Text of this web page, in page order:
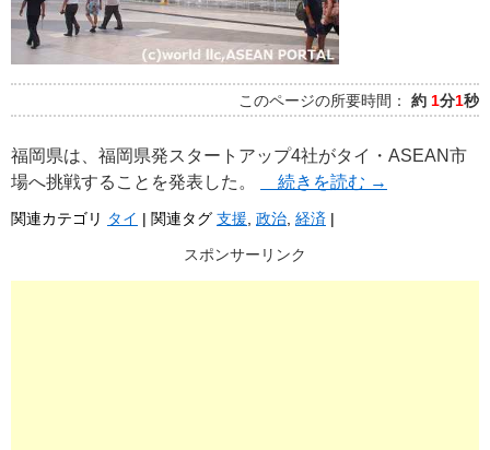
このページの所要時間： 約 1分1秒
福岡県は、福岡県発スタートアップ4社がタイ・ASEAN市
場へ挑戦することを発表した。
続きを読む →
関連カテゴリ タイ | 関連タグ 支援 政治 経済 |
スポンサーリンク